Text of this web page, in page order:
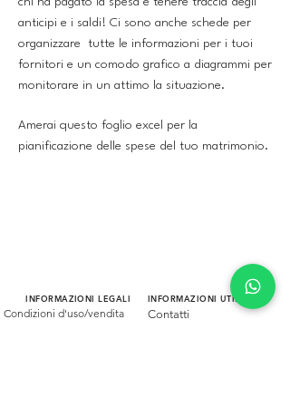
anticipi e i saldi! Ci sono anche schede per
organizzare tutte le informazioni per i tuoi
fornitori e un comodo grafico a diagrammi per
monitorare in un attimo la situazione.
Amerai questo foglio excel per la
pianificazione delle spese del tuo matrimonio.
INFORMAZIONI LEGALI
Condizioni d'uso/vendita
INFORMAZIONI UTILI
Contatti